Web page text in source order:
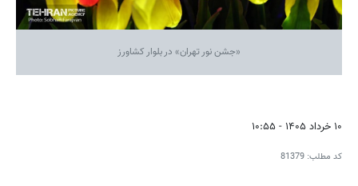
«جشن نور تهران» در بلوار کشاورز
۱۰ خرداد ۱۴۰۵ - ۱۰:۵۵
کد مطلب: 81379